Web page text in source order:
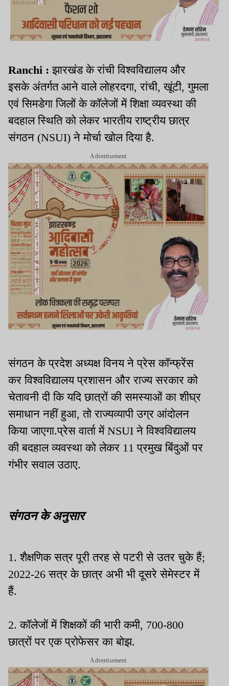
Ranchi :झारखंड के रांची विश्वविद्यालय और
इसके अंतर्गत आने वाले लोहरदगा, रांची, खूंटी, गुमला
एवं सिमडेगा जिलों के कॉलेजों में शिक्षा व्यवस्था की
बदहाल स्थिति को लेकर भारतीय राष्ट्रीय छात्र
संगठन (NSUI) ने मोर्चा खोल दिया है.
Advertisement
संगठन के प्रदेश अध्यक्ष विनय ने प्रेस कॉन्फ्रेंस
कर विश्वविद्यालय प्रशासन और राज्य सरकार को
चेतावनी दी कि यदि छात्रों की समस्याओं का शीघ्र
समाधान नहीं हुआ, तो राज्यव्यापी उग्र आंदोलन
किया जाएगा.प्रेस वार्ता में NSUI ने विश्वविद्यालय
की बदहाल व्यवस्था को लेकर 11 प्रमुख बिंदुओं पर
गंभीर सवाल उठाए.
संगठन के अनुसार
1. शैक्षणिक सत्र पूरी तरह से पटरी से उतर चुके हैं;
2022-26 सत्र के छात्र अभी भी दूसरे सेमेस्टर में
हैं.
2. कॉलेजों में शिक्षकों की भारी कमी, 700-800
छात्रों पर एक प्रोफेसर का बोझ.
Advertisement